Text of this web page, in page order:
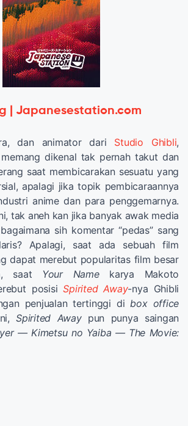
| Japanesestation.com
dan animator dari Studio Ghibli,
dikenal tak pernah takut dan
saat membicarakan sesuatu yang
apalagi jika topik pembicaraannya
anime dan para penggemarnya.
tak aneh kan jika banyak awak media
sih komentar “pedas” sang
Apalagi, saat ada sebuah film
dapat merebut popularitas film besar
saat Your Namekarya Makoto
posisiSpirited Away-nya Ghibli
penjualan tertinggi di box office
Spirited Awaypun punya saingan
— Kimetsu no Yaiba — The Movie: